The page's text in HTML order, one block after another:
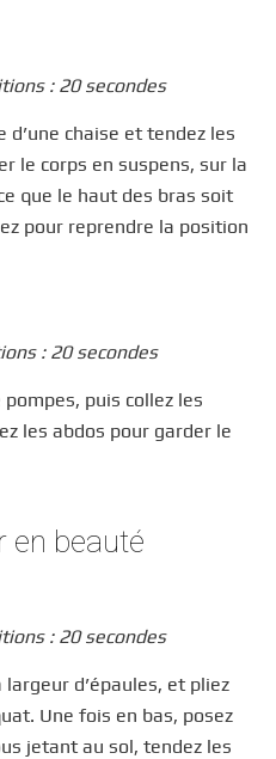
: 20 secondes
d’une chaise et tendez les
le corps en suspens, sur la
que le haut des bras soit
pour reprendre la position
: 20 secondes
puis collez les
les abdos pour garder le
en beauté
: 20 secondes
d’épaules, et pliez
Une fois en bas, posez
jetant au sol, tendez les